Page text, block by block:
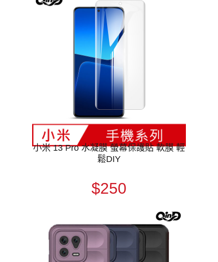
小米 13 Pro 水凝膜 螢幕保護貼 軟膜 輕
鬆DIY
$250